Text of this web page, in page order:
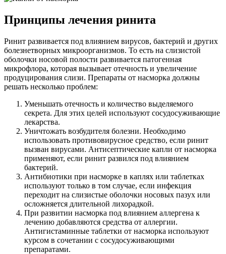
Принципы лечения ринита
Ринит развивается под влиянием вирусов, бактерий и других
болезнетворных микроорганизмов. То есть на слизистой
оболочки носовой полости развивается патогенная
микрофлора, которая вызывает отечность и увеличение
продуцирования слизи. Препараты от насморка должны
решать несколько проблем:
Уменьшать отечность и количество выделяемого
секрета. Для этих целей используют сосудосуживающие
лекарства.
Уничтожать возбудителя болезни. Необходимо
использовать противовирусное средство, если ринит
вызван вирусами. Антисептические капли от насморка
применяют, если ринит развился под влиянием
бактерий.
Антибиотики при насморке в каплях или таблетках
используют только в том случае, если инфекция
переходит на слизистые оболочки носовых пазух или
осложняется длительной лихорадкой.
При развитии насморка под влиянием аллергена к
лечению добавляются средства от аллергии.
Антигистаминные таблетки от насморка используют
курсом в сочетании с сосудосуживающими
препаратами.